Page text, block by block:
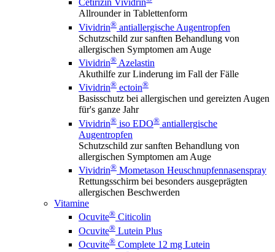
Cetirizin Vividrin
Allrounder in Tablettenform
Vividrin® antiallergische Augentropfen
Schutzschild zur sanften Behandlung von
allergischen Symptomen am Auge
Vividrin® Azelastin
Akuthilfe zur Linderung im Fall der Fälle
Vividrin® ectoin®
Basisschutz bei allergischen und gereizten Augen
für's ganze Jahr
Vividrin® iso EDO® antiallergische
Augentropfen
Schutzschild zur sanften Behandlung von
allergischen Symptomen am Auge
Vividrin® Mometason Heuschnupfennasenspray
Rettungsschirm bei besonders ausgeprägten
allergischen Beschwerden
Vitamine
Ocuvite® Citicolin
Ocuvite® Lutein Plus
Ocuvite® Complete 12 mg Lutein